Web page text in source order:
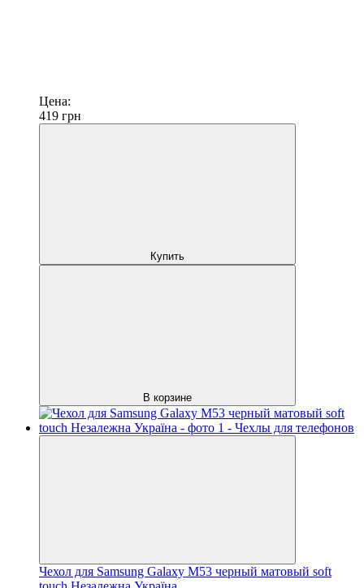
Цена:
419 грн
Купить
В корзине
Чехол для Samsung Galaxy M53 черный матовый soft